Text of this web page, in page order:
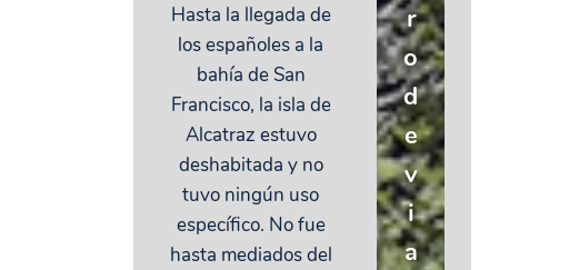
Hasta la llegada de
los españoles a la
bahía de San
Francisco, la isla de
Alcatraz estuvo
deshabitada y no
tuvo ningún uso
específico. No fue
hasta mediados del
r
o
d
e
v
i
a